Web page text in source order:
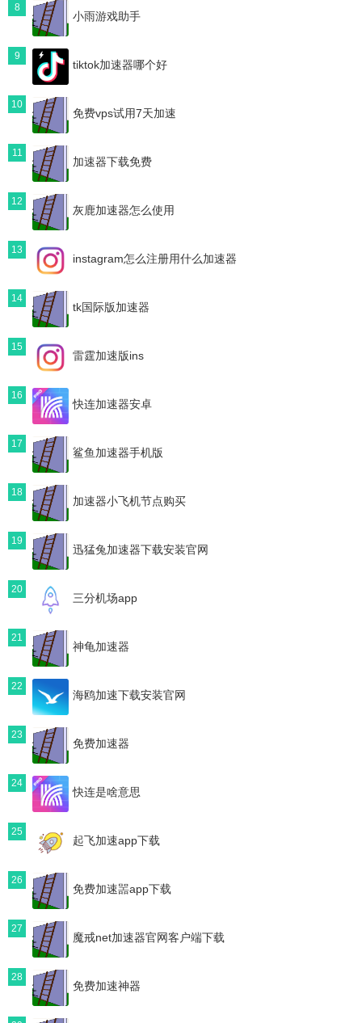
8
小雨游戏助手
9
tiktok加速器哪个好
10
免费vps试用7天加速
11
加速器下载免费
12
灰鹿加速器怎么使用
13
instagram怎么注册用什么加速器
14
tk国际版加速器
15
雷霆加速版ins
16
快连加速器安卓
17
鲨鱼加速器手机版
18
加速器小飞机节点购买
19
迅猛兔加速器下载安装官网
20
三分机场app
21
神龟加速器
22
海鸥加速下载安装官网
23
免费加速器
24
快连是啥意思
25
起飞加速app下载
26
免费加速噐app下载
27
魔戒net加速器官网客户端下载
28
免费加速神器